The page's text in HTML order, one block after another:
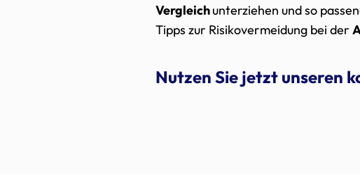
Vergleichunterziehen und so
Tipps zur Risikovermeidung bei der
Nutzen Sie jetzt unseren